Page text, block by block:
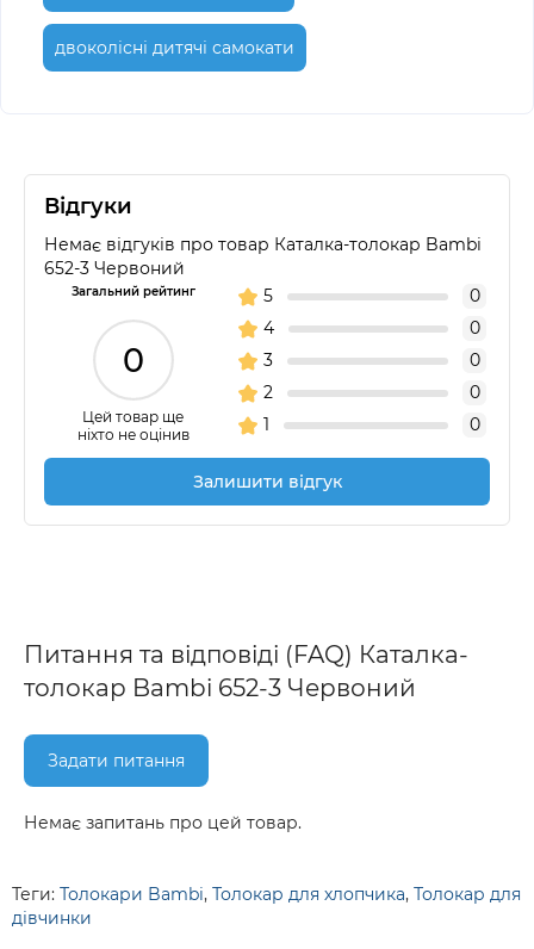
двоколісні дитячі самокати
Відгуки
Немає відгуків про товар Каталка-толокар Bambi
652-3 Червоний
Загальний рейтинг
0
Цей товар ще
ніхто не оцінив
5
0
4
0
3
0
2
0
1
0
Залишити відгук
Питання та відповіді (FAQ) Каталка-
толокар Bambi 652-3 Червоний
Задати питання
Немає запитань про цей товар.
Теги: Толокари Bambi, Толокар для хлопчика, Толокар для
дівчинки